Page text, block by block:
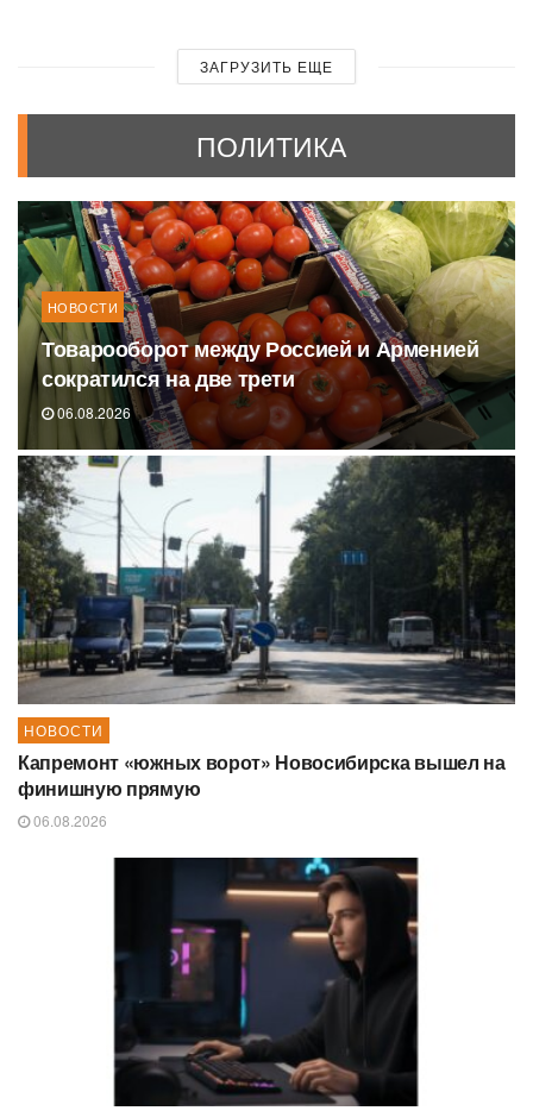
ЗАГРУЗИТЬ ЕЩЕ
ПОЛИТИКА
НОВОСТИ
Товарооборот между Россией и Арменией
сократился на две трети
06.08.2026
НОВОСТИ
Капремонт «южных ворот» Новосибирска вышел на
финишную прямую
06.08.2026